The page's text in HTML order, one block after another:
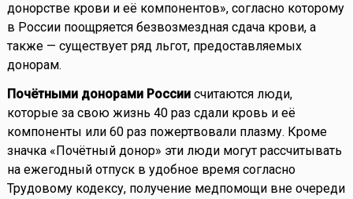
донорстве крови и её компонентов», согласно которому
в России поощряется безвозмездная сдача крови, а
также — существует ряд льгот, предоставляемых
донорам.
Почётными донорами Россиисчитаются люди,
которые за свою жизнь 40 раз сдали кровь и её
компоненты или 60 раз пожертвовали плазму. Кроме
значка «Почётный донор» эти люди могут рассчитывать
на ежегодный отпуск в удобное время согласно
Трудовому кодексу, получение медпомощи вне очереди